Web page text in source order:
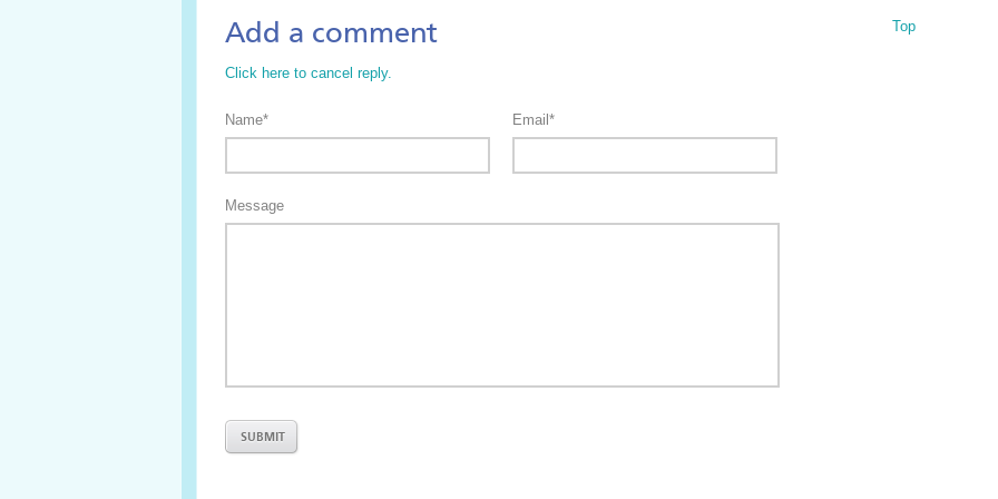
Add a comment Top
Click here to cancel reply.
Name* Email*
Message